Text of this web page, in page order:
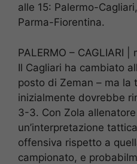
alle 15: Palermo-
Parma-Fiorentina.
PALERMO – CAGLIARI
Il Cagliari ha cambiato
posto di Zeman – ma la
inizialmente dovrebbe
3-3. Con Zola
un’interpretazione
offensiva rispetto a
campionato, e